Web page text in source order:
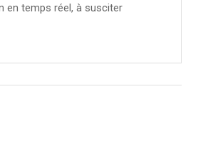
en temps réel, à susciter